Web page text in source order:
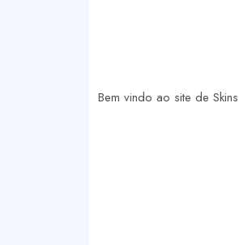
Bem vindo ao site de